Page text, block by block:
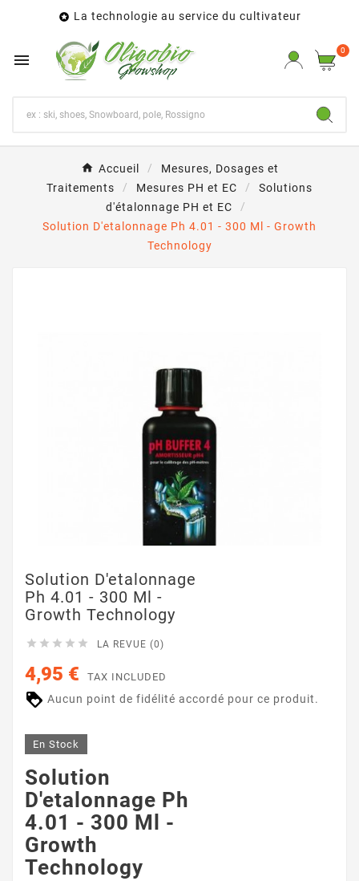
 La technologie au service du cultivateur

0
Accueil
Mesures, Dosages et
Traitements
Mesures PH et EC
Solutions
d'étalonnage PH et EC
Solution D'etalonnage Ph 4.01 - 300 Ml - Growth
Technology
Solution D'etalonnage
Ph 4.01 - 300 Ml -
Growth Technology
     LA REVUE (0)
4,95 € TAX INCLUDED
Aucun point de fidélité accordé pour ce produit.
En Stock
Solution
D'etalonnage Ph
4.01 - 300 Ml -
Growth
Technology